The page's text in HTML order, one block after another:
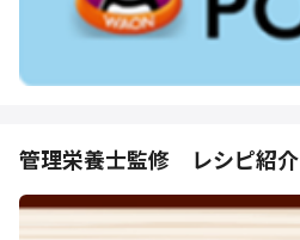
管理栄養士監修 レシピ紹介